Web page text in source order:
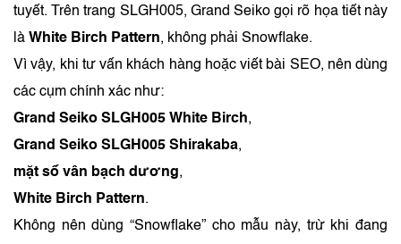
tuyết. Trên trang SLGH005, Grand Seiko gọi rõ họa tiết này
là White Birch Pattern, không phải Snowflake.
Vì vậy, khi tư vấn khách hàng hoặc viết bài SEO, nên dùng
các cụm chính xác như:
Grand Seiko SLGH005 White Birch,
Grand Seiko SLGH005 Shirakaba,
mặt số vân bạch dương,
White Birch Pattern.
Không nên dùng “Snowflake” cho mẫu này, trừ khi đang